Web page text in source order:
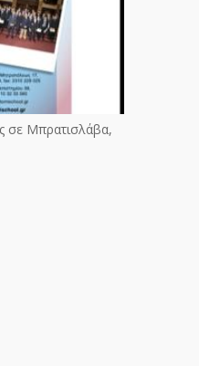
σε Μπρατισλάβα,